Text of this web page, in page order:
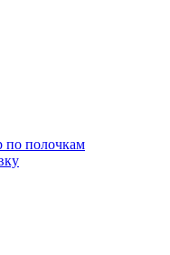
по полочкам